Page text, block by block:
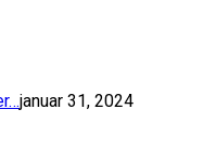
januar 31, 2024